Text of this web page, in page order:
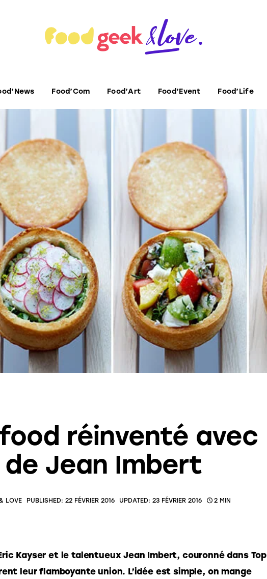
Food’Com Food’Art Food’Event Food’Life
réinventé avec
de Jean Imbert
LOVE PUBLISHED: 22 FÉVRIER 2016 UPDATED: 23 FÉVRIER 2016 2 MIN
Kayser et le talentueux Jean Imbert, couronné dans Top
leur flamboyante union. L’idée est simple, on mange